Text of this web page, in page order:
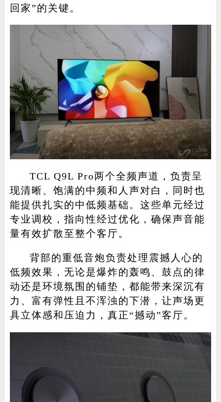
回家”的关键。
TCL Q9L Pro两个全频声道，负责呈
现清晰、饱满的中频和人声对白，同时也
能提供扎实的中低频基础。这些单元经过
专业调校，指向性经过优化，确保声音能
量有效扩散至整个客厅。
背部的重低音炮负责处理震撼人心的
低频效果，无论是爆炸的轰鸣、鼓点的律
动还是环境氛围的铺垫，都能带来深沉有
力、富有弹性且不浑浊的下潜，让声场更
具立体感和压迫力，真正“撼动”客厅。